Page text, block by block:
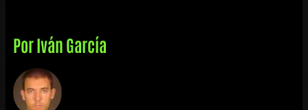
PorIván García